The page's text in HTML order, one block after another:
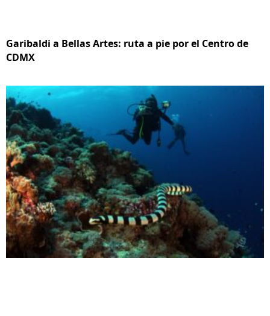
Garibaldi a Bellas Artes: ruta a pie por el Centro de
CDMX